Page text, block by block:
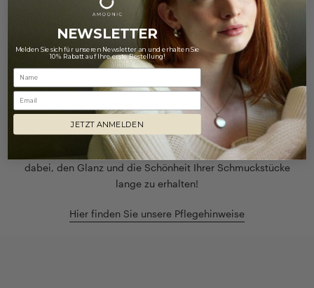
NUR DAS BESTE FÜR IHREN SCHMUCK
Pflegetipps
Schöne Dinge benötigen Pflege - so auch unser geliebter
Schmuck.
Unsere Tipps zur richtigen Schmuckpflege helfen Ihnen
dabei, den Glanz und die Schönheit Ihrer Schmuckstücke
lange zu erhalten!
Hier finden Sie unsere Pflegehinweise
NEWSLETTER
Melden Sie sich für unseren Newsletter an und erhalten Sie
10% Rabatt auf Ihre erste Bestellung!
Email
JETZT ANMELDEN